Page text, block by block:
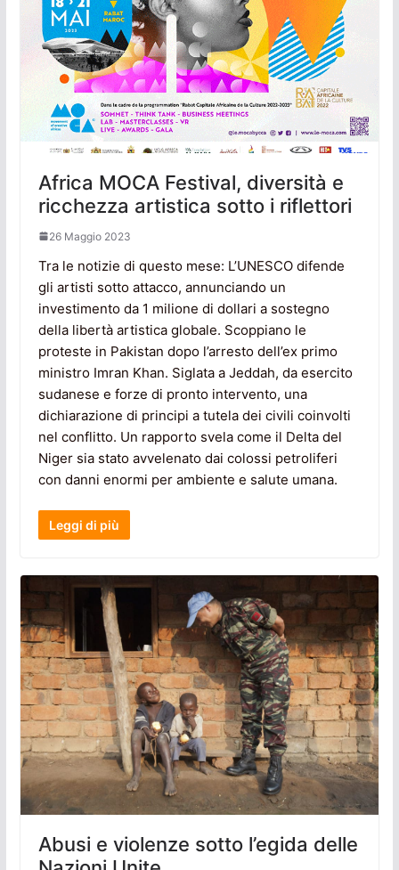
Africa MOCA Festival, diversità e
ricchezza artistica sotto i riflettori
26 Maggio 2023
Tra le notizie di questo mese: L’UNESCO difende
gli artisti sotto attacco, annunciando un
investimento da 1 milione di dollari a sostegno
della libertà artistica globale. Scoppiano le
proteste in Pakistan dopo l’arresto dell’ex primo
ministro Imran Khan. Siglata a Jeddah, da esercito
sudanese e forze di pronto intervento, una
dichiarazione di principi a tutela dei civili coinvolti
nel conflitto. Un rapporto svela come il Delta del
Niger sia stato avvelenato dai colossi petroliferi
con danni enormi per ambiente e salute umana.
Leggi di più
Abusi e violenze sotto l’egida delle